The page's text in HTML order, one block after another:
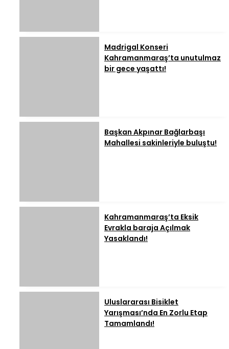
Madrigal Konseri
Kahramanmaraş’ta unutulmaz
bir gece yaşattı!
Başkan Akpınar Bağlarbaşı
Mahallesi sakinleriyle buluştu!
Kahramanmaraş’ta Eksik
Evrakla baraja Açılmak
Yasaklandı!
Uluslararası Bisiklet
Yarışması’nda En Zorlu Etap
Tamamlandı!